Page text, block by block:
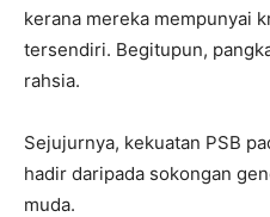
kerana mereka mempunyai
tersendiri. Begitupun,
rahsia.
Sejujurnya, kekuatan PSB
hadir daripada sokongan
muda.